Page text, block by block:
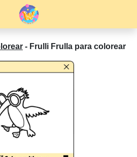
- Frulli Frulla para colorear